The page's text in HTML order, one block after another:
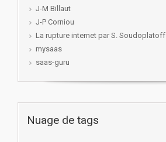
J-M Billaut
J-P Corniou
La rupture internet par S. Soudoplatoff
mysaas
saas-guru
Nuage de tags